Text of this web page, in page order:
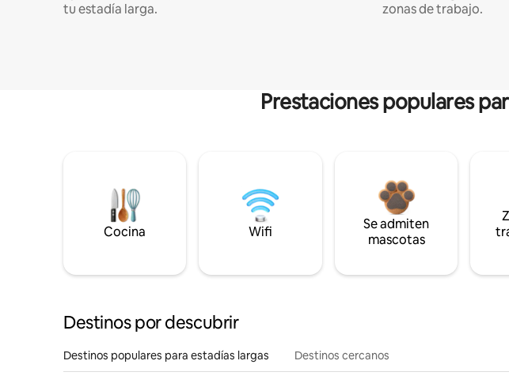
tu estadía larga.
zonas de trabajo.
Prestaciones populares
Cocina Wifi
Se admiten
mascotas
Destinos por descubrir
Destinos populares para estadías largas Destinos cercanos